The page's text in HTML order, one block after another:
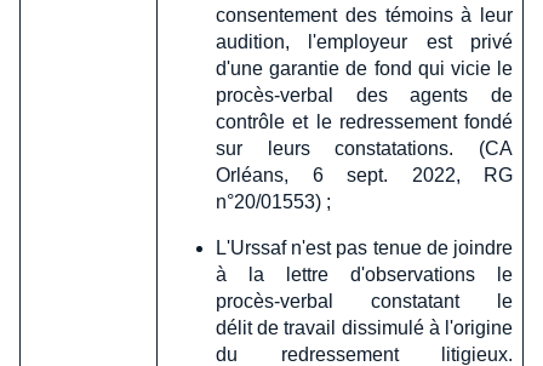
consentement des témoins à leur
audition, l'employeur est privé
d'une garantie de fond qui vicie le
procès-verbal des agents de
contrôle et le redressement fondé
sur leurs constatations. (CA
Orléans, 6 sept. 2022, RG
n°20/01553) ;
L'Urssaf n'est pas tenue de joindre
à la lettre d'observations le
procès-verbal constatant le
délit de travail dissimulé à l'origine
du redressement litigieux.